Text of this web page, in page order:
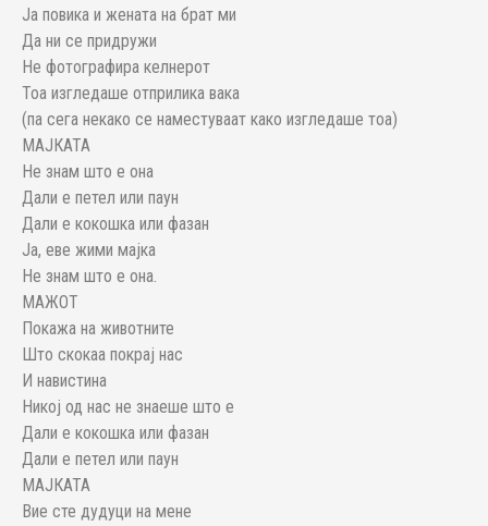
Ја повика и жената на брат ми
Да ни се придружи
Не фотографира келнерот
Тоа изгледаше отприлика вака
(па сега некако се наместуваат како изгледаше тоа)
МАЈКАТА
Не знам што е она
Дали е петел или паун
Дали е кокошка или фазан
Ја, еве жими мајка
Не знам што е она.
МАЖОТ
Покажа на животните
Што скокаа покрај нас
И навистина
Никој од нас не знаеше што е
Дали е кокошка или фазан
Дали е петел или паун
МАЈКАТА
Вие сте дудуци на мене